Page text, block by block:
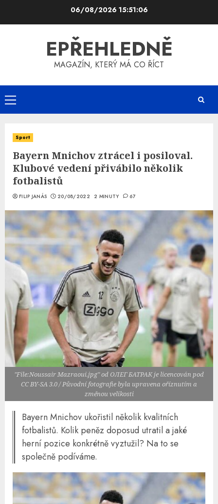
06/08/202615:51:07
EPŘEHLEDNĚ
MAGAZÍN, KTERÝ MÁ CO ŘÍCT
Primary
Menu
Sport
Bayern Mnichov ztrácel i posiloval.
Klubové vedení přivábilo několik
fotbalistů
FILIP JANÁS 20/08/2022 2 MINUTY 67
"File:Noussair Mazraoui.jpg" od ОЛЕГ БАТРАК je licencován pod
CC BY-SA 3.0 / Původní fotografie byla upravena oříznutím a
změnou velikosti
Bayern Mnichov ukořistil několik kvalitních
fotbalistů. Kolik peněz doposud utratil a jaké
herní pozice konkrétně vyztužil? Na to se
společně podíváme.